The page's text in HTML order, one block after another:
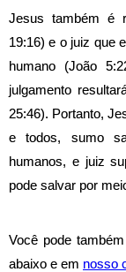
Jesus também é
19:16) e o juiz que
humano (João
julgamento
25:46). Portanto,
e todos, sumo
humanos, e juiz
pode salvar por
Você pode
abaixo e em nosso